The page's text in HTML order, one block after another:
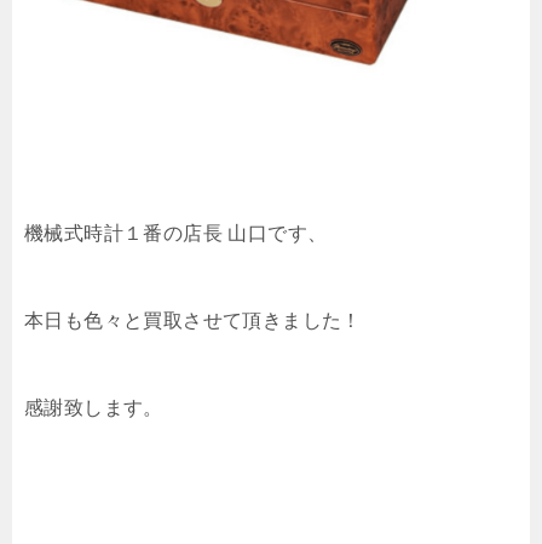
機械式時計１番の店長 山口です、
本日も色々と買取させて頂きました！
感謝致します。